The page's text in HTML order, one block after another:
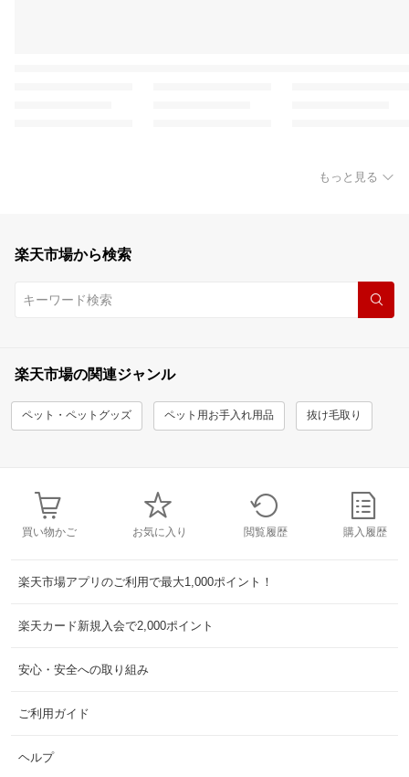
もっと見る
楽天市場から検索
楽天市場の関連ジャンル
ペット・ペットグッズ ペット用お手入れ用品 抜け毛取り
買い物かご お気に入り 閲覧履歴 購入履歴
楽天市場アプリのご利用で最大1,000ポイント！
楽天カード新規入会で2,000ポイント
安心・安全への取り組み
ご利用ガイド
ヘルプ